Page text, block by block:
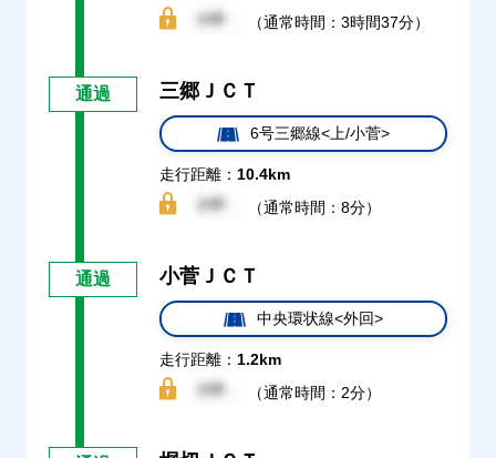
（通常時間：3時間37分）
通過 三郷ＪＣＴ
6号三郷線<上/小菅>
走行距離： 10.4km
（通常時間：8分）
通過 小菅ＪＣＴ
中央環状線<外回>
走行距離： 1.2km
（通常時間：2分）